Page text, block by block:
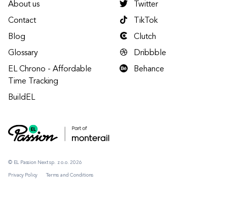
© EL Passion Next sp. z o.o. 2026
Privacy Policy Terms and Conditions
About us
Contact
Blog
Glossary
EL Chrono - Affordable
Time Tracking
BuildEL
Twitter
TikTok
Clutch
Dribbble
Behance